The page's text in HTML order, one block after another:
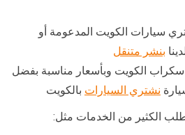
سيارات الكويت المدعومة أو
بنشر متنقل
الكويت وبأسعار مناسبة بفضل
نشتري السيارات بالكويت
الكثير من الخدمات مثل: